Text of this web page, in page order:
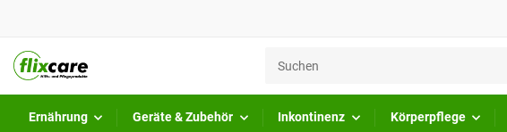
Ernährung Geräte & Zubehör Inkontinenz Körperpflege